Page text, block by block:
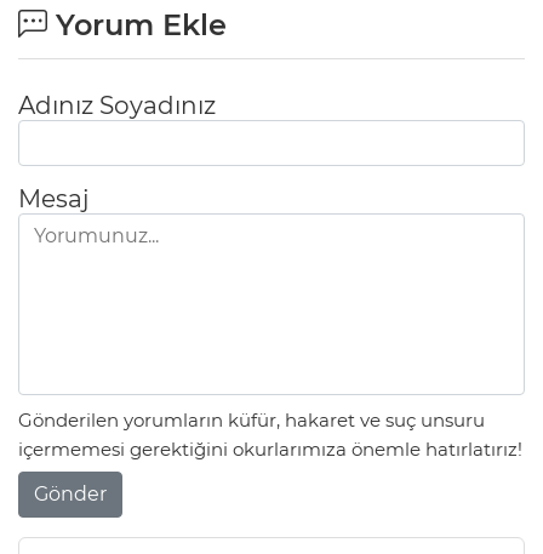
Yorum Ekle
Adınız Soyadınız
Mesaj
Gönderilen yorumların küfür, hakaret ve suç unsuru
içermemesi gerektiğini okurlarımıza önemle hatırlatırız!
Gönder